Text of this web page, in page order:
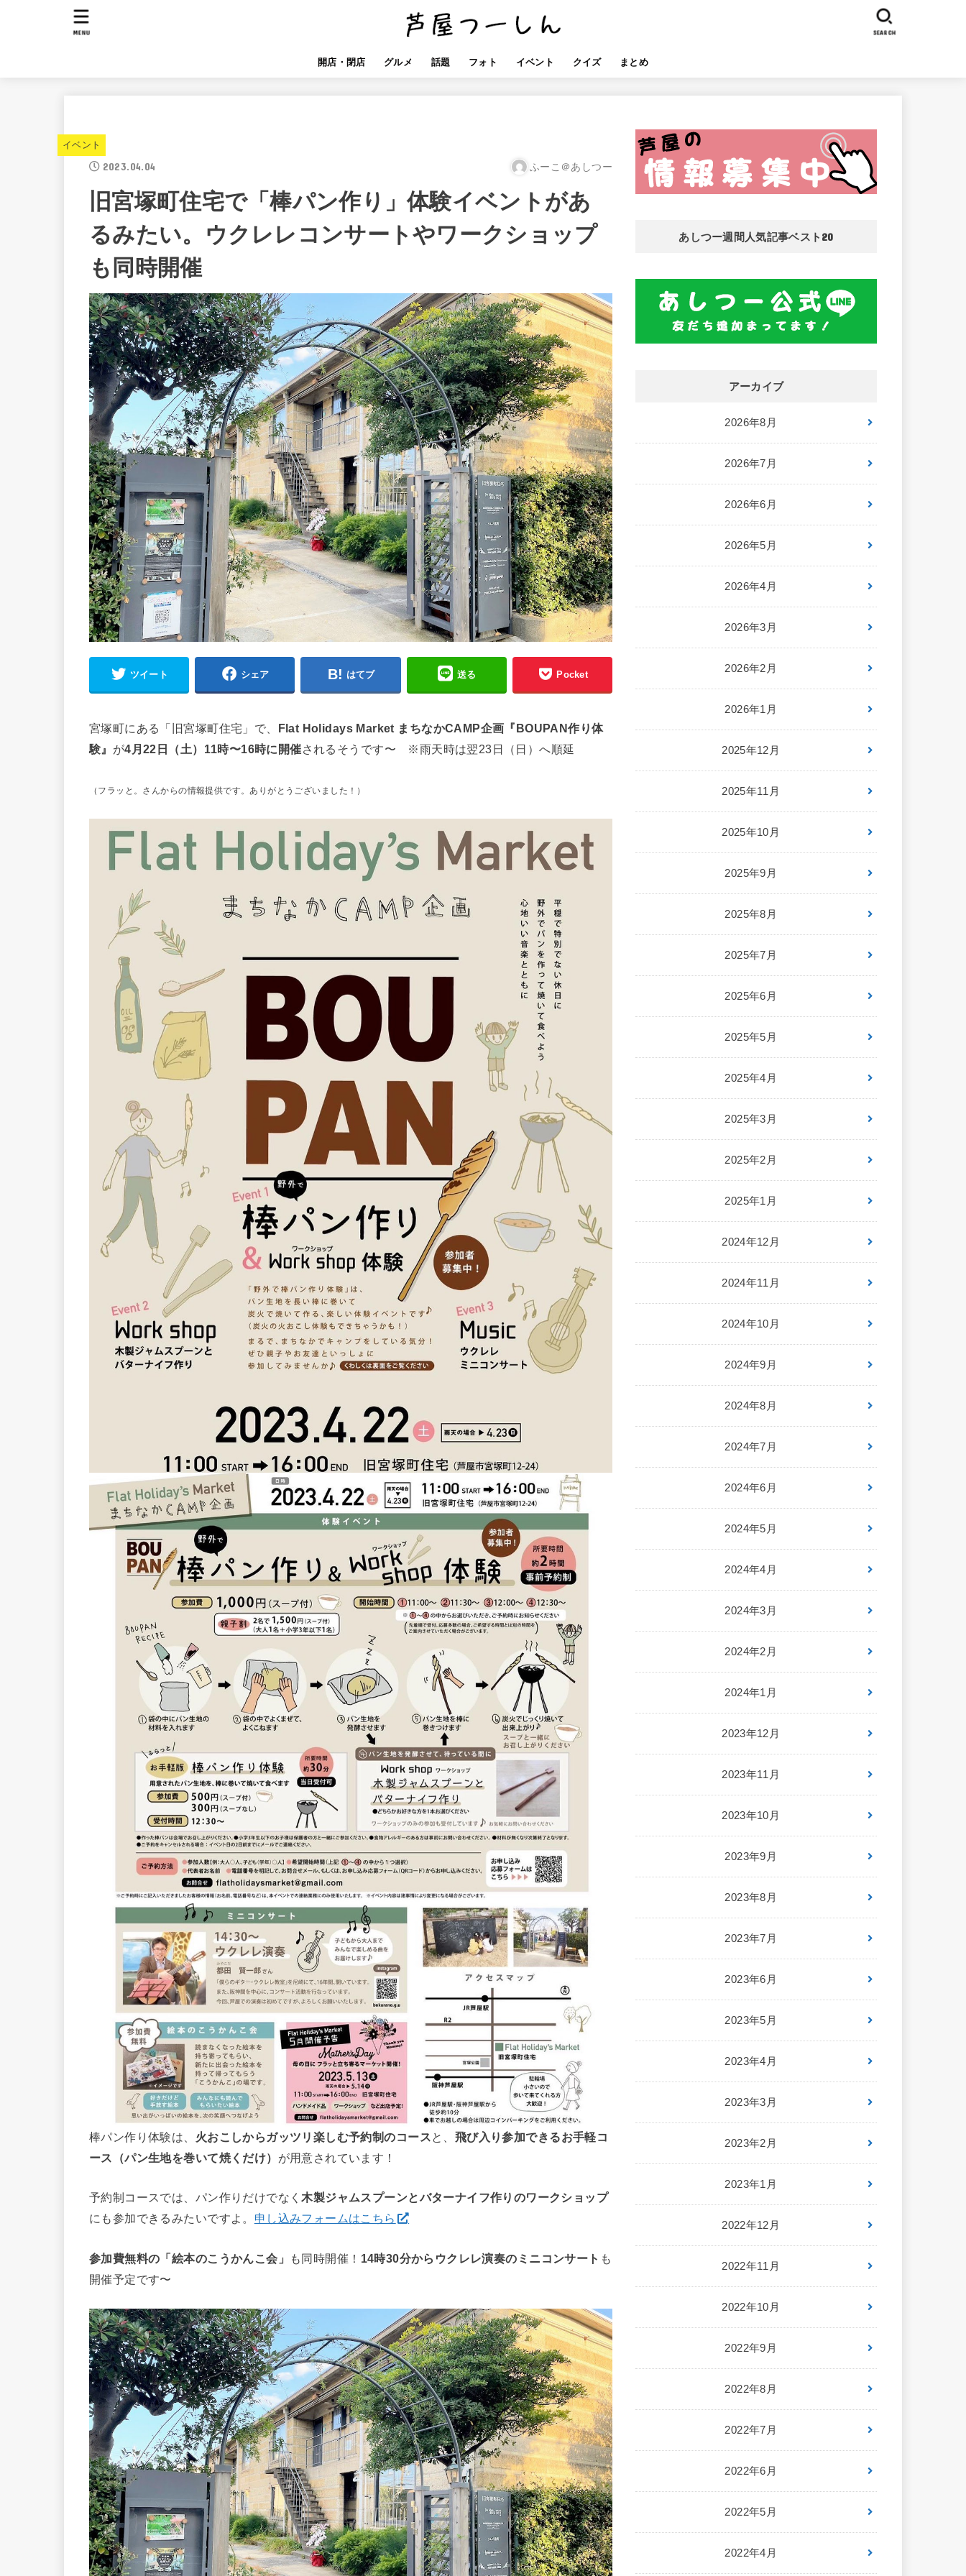
開店・閉店 グルメ 話題 フォト イベント クイズ まとめ
SEARCH
MENU
イベント
2023.04.04 ふーこ＠あしつー
旧宮塚町住宅で「棒パン作り」体験イベントがあ
るみたい。ウクレレコンサートやワークショップ
も同時開催
ツイート シェア はてブ 送る Pocket
宮塚町にある「旧宮塚町住宅」で、 Flat Holidays Market まちなかCAMP企画『BOUPAN作り体
験』 が4月22日（土）11時〜16時に開催されるそうです〜 ※雨天時は翌23日（日）へ順延
（フラッと。さんからの情報提供です。ありがとうございました！）
棒パン作り体験は、 火おこしからガッツリ楽しむ予約制のコースと、 飛び入り参加できるお手軽コ
ース（パン生地を巻いて焼くだけ） が用意されています！
予約制コースでは、パン作りだけでなく木製ジャムスプーンとバターナイフ作りのワークショップ
にも参加できるみたいですよ。 申し込みフォームはこちら
参加費無料の「絵本のこうかんこ会」 も同時開催！ 14時30分からウクレレ演奏のミニコンサート も
開催予定です〜
あしつー週間人気記事ベスト20
アーカイブ
2026年8月
2026年7月
2026年6月
2026年5月
2026年4月
2026年3月
2026年2月
2026年1月
2025年12月
2025年11月
2025年10月
2025年9月
2025年8月
2025年7月
2025年6月
2025年5月
2025年4月
2025年3月
2025年2月
2025年1月
2024年12月
2024年11月
2024年10月
2024年9月
2024年8月
2024年7月
2024年6月
2024年5月
2024年4月
2024年3月
2024年2月
2024年1月
2023年12月
2023年11月
2023年10月
2023年9月
2023年8月
2023年7月
2023年6月
2023年5月
2023年4月
2023年3月
2023年2月
2023年1月
2022年12月
2022年11月
2022年10月
2022年9月
2022年8月
2022年7月
2022年6月
2022年5月
2022年4月